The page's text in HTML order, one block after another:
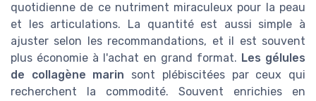
quotidienne de ce nutriment miraculeux pour la peau
et les articulations. La quantité est aussi simple à
ajuster selon les recommandations, et il est souvent
plus économie à l'achat en grand format. Les gélules
de collagène marin sont plébiscitées par ceux qui
recherchent la commodité. Souvent enrichies en